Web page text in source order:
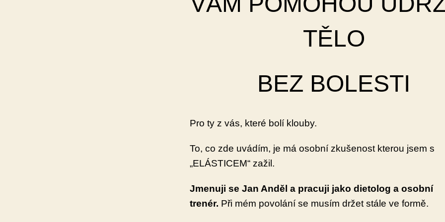
TĚLO
BEZ BOLESTI
Pro ty z vás, které bolí klouby.
To, co zde uvádím, je má osobní zkušenost kterou jsem s
„ELÁSTICEM“ zažil.
Jmenuji se Jan Anděl a pracuji jako dietolog a osobní
trenér. Při mém povolání se musím držet stále ve formě.